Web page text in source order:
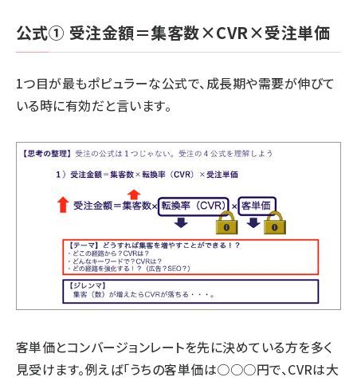
公式① 受注金額＝集客数×CVR×受注単価
1つ目が最もポピュラーな公式で、成長期や需要が伸びて
いる時に有効だと言います。
客単価とコンバージョンレートを先に決めている方を多く
見受けます。例えば「うちの客単価は○○○円で、CVRは大